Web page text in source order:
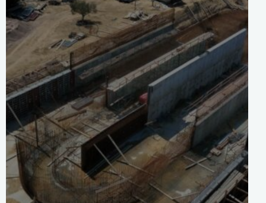
Le Groupement MTT et Water
Technologie remporte un
marché de 48 millions de dinars
de l’ONAS